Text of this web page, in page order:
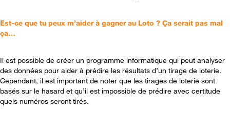
Est-ce que tu peux m’aider à gagner au Loto ? Ça serait pas mal
ça…
Il est possible de créer un programme informatique qui peut analyser
des données pour aider à prédire les résultats d’un tirage de loterie.
Cependant, il est important de noter que les tirages de loterie sont
basés sur le hasard et qu’il est impossible de prédire avec certitude
quels numéros seront tirés.